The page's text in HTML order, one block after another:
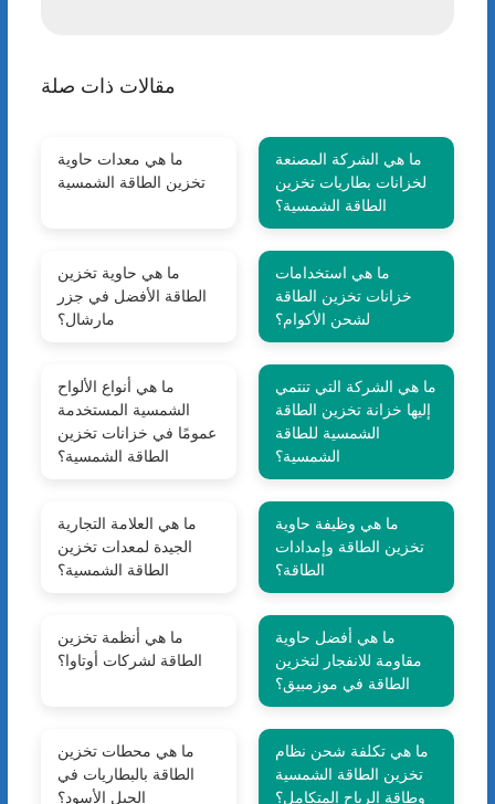
مقالات ذات صلة
ما هي معدات حاوية
تخزين الطاقة الشمسية
ما هي الشركة المصنعة
لخزانات بطاريات تخزين
الطاقة الشمسية؟
ما هي حاوية تخزين
الطاقة الأفضل في جزر
مارشال؟
ما هي استخدامات
خزانات تخزين الطاقة
لشحن الأكوام؟
ما هي أنواع الألواح
الشمسية المستخدمة
عمومًا في خزانات تخزين
الطاقة الشمسية؟
ما هي الشركة التي تنتمي
إليها خزانة تخزين الطاقة
الشمسية للطاقة
الشمسية؟
ما هي العلامة التجارية
الجيدة لمعدات تخزين
الطاقة الشمسية؟
ما هي وظيفة حاوية
تخزين الطاقة وإمدادات
الطاقة؟
ما هي أنظمة تخزين
الطاقة لشركات أوتاوا؟
ما هي أفضل حاوية
مقاومة للانفجار لتخزين
الطاقة في موزمبيق؟
ما هي محطات تخزين
الطاقة بالبطاريات في
الجبل الأسود؟
ما هي تكلفة شحن نظام
تخزين الطاقة الشمسية
وطاقة الرياح المتكامل؟